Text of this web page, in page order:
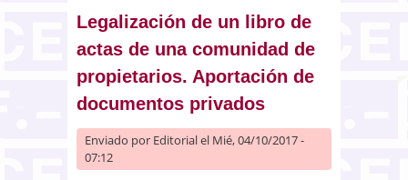
Legalización de un libro de
actas de una comunidad de
propietarios. Aportación de
documentos privados
Enviado por Editorialel Mié, 04/10/2017 -
07:12